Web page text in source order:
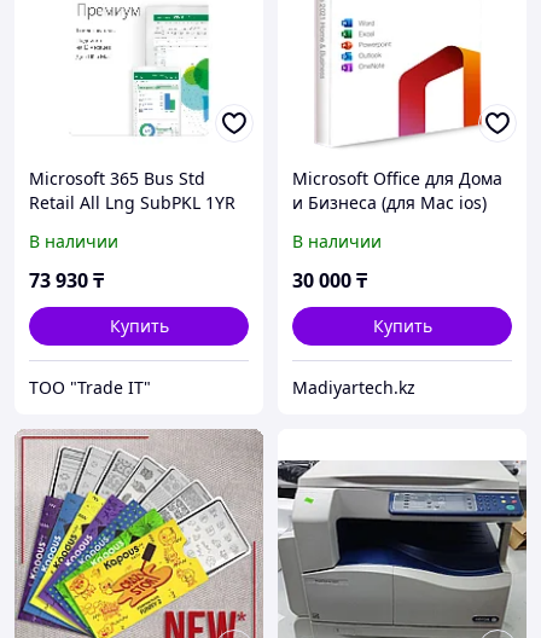
Microsoft 365 Bus Std
Retail All Lng SubPKL 1YR
В наличии
73 930₸
Купить
ТОО "Trade IT"
Microsoft Office для Дома
и Бизнеса (для Mac ios)
В наличии
30 000₸
Купить
Madiyartech.kz